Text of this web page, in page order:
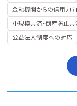
金融機関からの信用力
小規模共済・倒産防止共
公益法人制度への対応